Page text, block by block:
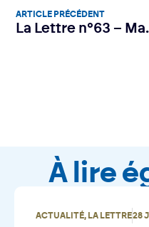
ARTICLE PRÉCÉDENT
La
À lire
ACTUALITÉ, LA LETTRE28